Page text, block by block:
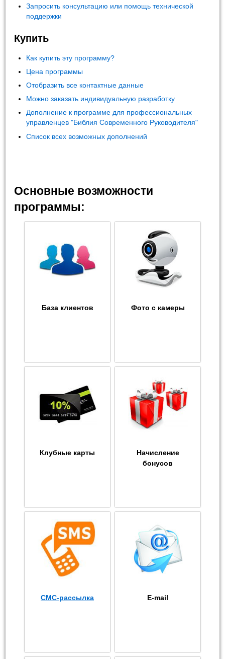
Запросить консультацию или помощь технической
поддержки
Купить
Как купить эту программу?
Цена программы
Отобразить все контактные данные
Можно заказать индивидуальную разработку
Дополнение к программе для профессиональных
управленцев "Библия Современного Руководителя"
Список всех возможных дополнений
Основные возможности
программы:
База клиентов Фото с камеры
Клубные карты
Начисление
бонусов
СМС-рассылка E-mail